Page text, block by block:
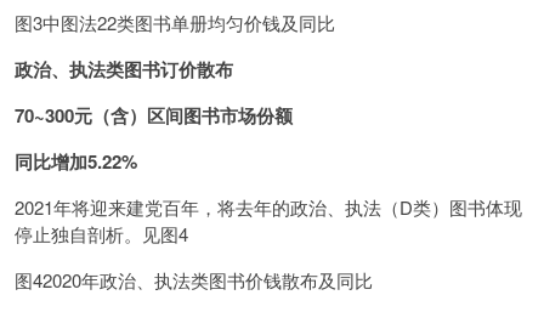
图3中图法22类图书单册均匀价钱及同比
政治、执法类图书订价散布
70~300元（含）区间图书市场份额
同比增加5.22%
2021年将迎来建党百年，将去年的政治、执法（D类）图书体现
停止独自剖析。见图4
图42020年政治、执法类图书价钱散布及同比